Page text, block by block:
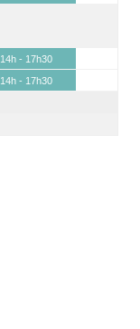
14h - 17h30
14h - 17h30